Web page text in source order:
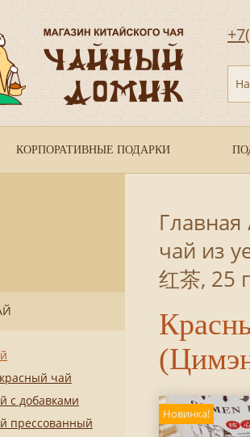
КОРПОРАТИВНЫЕ ПОДАРКИ
чай
с добавками
прессованный
Главная
чай из
红茶, 25
Новинка!